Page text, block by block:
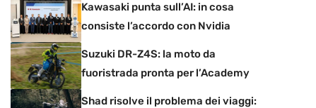
Kawasaki punta sull’AI: in cosa
consiste l’accordo con Nvidia
Suzuki DR-Z4S: la moto da
fuoristrada pronta per l’Academy
Shad risolve il problema dei viaggi: